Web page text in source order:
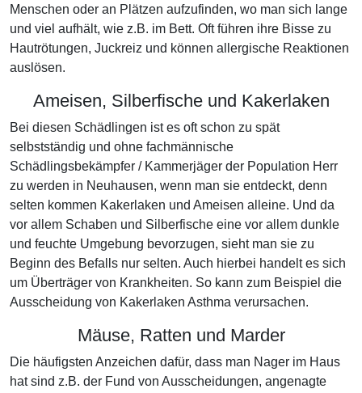
Menschen oder an Plätzen aufzufinden, wo man sich lange
und viel aufhält, wie z.B. im Bett. Oft führen ihre Bisse zu
Hautrötungen, Juckreiz und können allergische Reaktionen
auslösen.
Ameisen, Silberfische und Kakerlaken
Bei diesen Schädlingen ist es oft schon zu spät
selbstständig und ohne fachmännische
Schädlingsbekämpfer / Kammerjäger der Population Herr
zu werden in Neuhausen, wenn man sie entdeckt, denn
selten kommen Kakerlaken und Ameisen alleine. Und da
vor allem Schaben und Silberfische eine vor allem dunkle
und feuchte Umgebung bevorzugen, sieht man sie zu
Beginn des Befalls nur selten. Auch hierbei handelt es sich
um Überträger von Krankheiten. So kann zum Beispiel die
Ausscheidung von Kakerlaken Asthma verursachen.
Mäuse, Ratten und Marder
Die häufigsten Anzeichen dafür, dass man Nager im Haus
hat sind z.B. der Fund von Ausscheidungen, angenagte